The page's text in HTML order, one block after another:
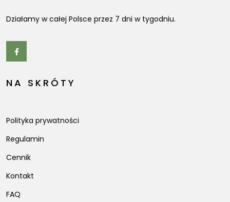
Działamy w całej Polsce przez 7 dni w tygodniu.
NA SKRÓTY
Polityka prywatności
Regulamin
Cennik
Kontakt
FAQ